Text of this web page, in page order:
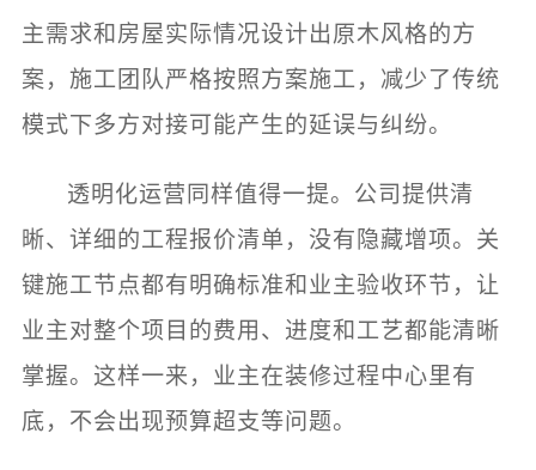
主需求和房屋实际情况设计出原木风格的方
案，施工团队严格按照方案施工，减少了传统
模式下多方对接可能产生的延误与纠纷。
透明化运营同样值得一提。公司提供清
晰、详细的工程报价清单，没有隐藏增项。关
键施工节点都有明确标准和业主验收环节，让
业主对整个项目的费用、进度和工艺都能清晰
掌握。这样一来，业主在装修过程中心里有
底，不会出现预算超支等问题。